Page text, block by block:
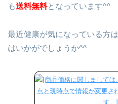
も送料無料となっています^^
最近健康が気になっている方
はいかがでしょうか^^